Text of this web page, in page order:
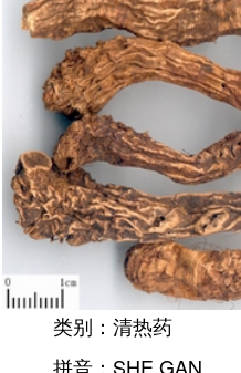
类别：清热药
拼音：SHE GAN